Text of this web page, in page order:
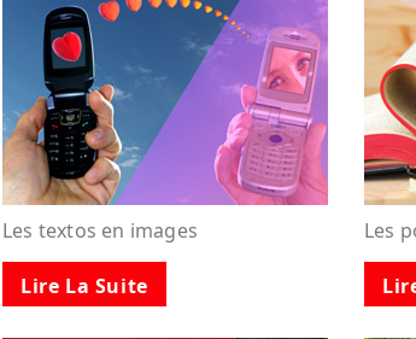
Les textos en images
Lire La Suite
Les